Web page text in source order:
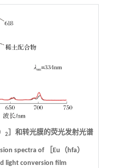
2］和转光膜的荧光发射光谱
spectra of ［Eu（hfa）
light conversion film